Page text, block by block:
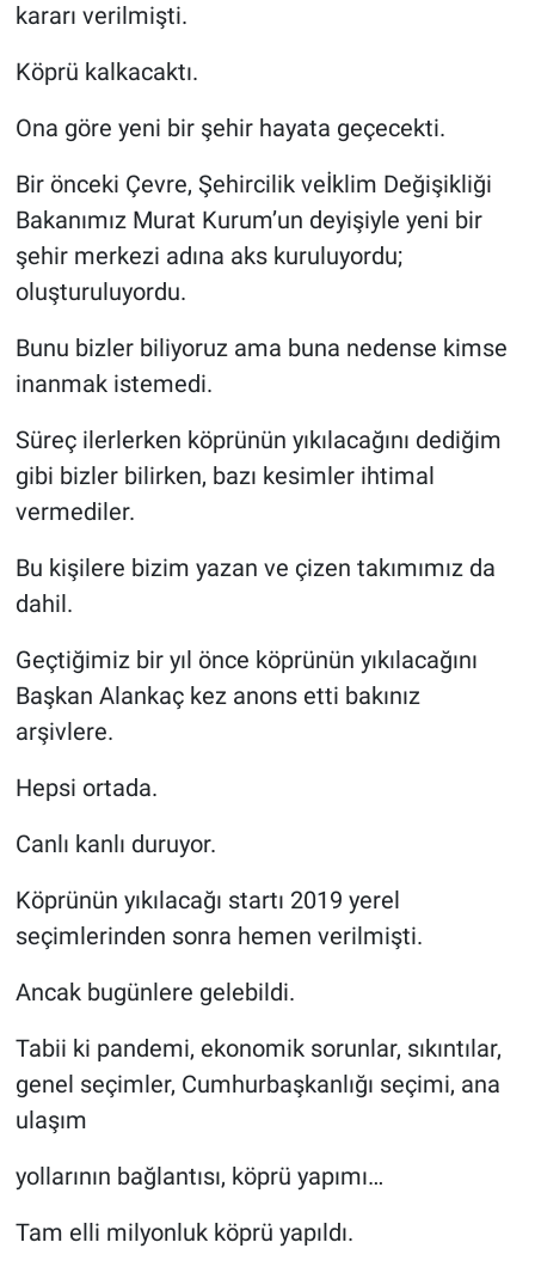
kararı verilmişti.
Köprü kalkacaktı.
Ona göre yeni bir şehir hayata geçecekti.
Bir önceki Çevre, Şehircilik veİklim Değişikliği
Bakanımız Murat Kurum’un deyişiyle yeni bir
şehir merkezi adına aks kuruluyordu;
oluşturuluyordu.
Bunu bizler biliyoruz ama buna nedense kimse
inanmak istemedi.
Süreç ilerlerken köprünün yıkılacağını dediğim
gibi bizler bilirken, bazı kesimler ihtimal
vermediler.
Bu kişilere bizim yazan ve çizen takımımız da
dahil.
Geçtiğimiz bir yıl önce köprünün yıkılacağını
Başkan Alankaç kez anons etti bakınız
arşivlere.
Hepsi ortada.
Canlı kanlı duruyor.
Köprünün yıkılacağı startı 2019 yerel
seçimlerinden sonra hemen verilmişti.
Ancak bugünlere gelebildi.
Tabii ki pandemi, ekonomik sorunlar, sıkıntılar,
genel seçimler, Cumhurbaşkanlığı seçimi, ana
ulaşım
yollarının bağlantısı, köprü yapımı…
Tam elli milyonluk köprü yapıldı.